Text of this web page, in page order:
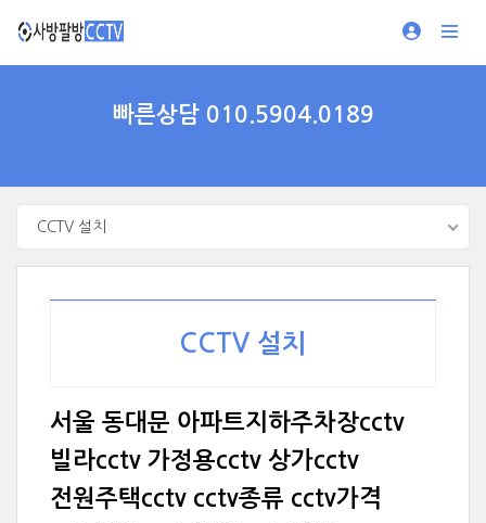
빠른상담 010.5904.0189
CCTV 설치
CCTV 설치
서울 동대문 아파트지하주차장cctv
빌라cctv 가정용cctv 상가cctv
전원주택cctv cctv종류 cctv가격